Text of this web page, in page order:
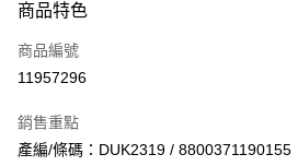
信用卡一次付款
超商取貨付款
Apple Pay
商品特色
商品編號
11957296
銷售重點
產編/條碼：DUK2319 / 8800371190155